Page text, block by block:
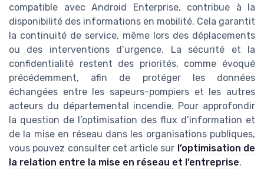
compatible avec Android Enterprise, contribue à la
disponibilité des informations en mobilité. Cela garantit
la continuité de service, même lors des déplacements
ou des interventions d’urgence. La sécurité et la
confidentialité restent des priorités, comme évoqué
précédemment, afin de protéger les données
échangées entre les sapeurs-pompiers et les autres
acteurs du départemental incendie. Pour approfondir
la question de l’optimisation des flux d’information et
de la mise en réseau dans les organisations publiques,
vous pouvez consulter cet article sur l’optimisation de
la relation entre la mise en réseau et l’entreprise.